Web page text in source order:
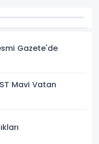
Gazete'de
Mavi Vatan